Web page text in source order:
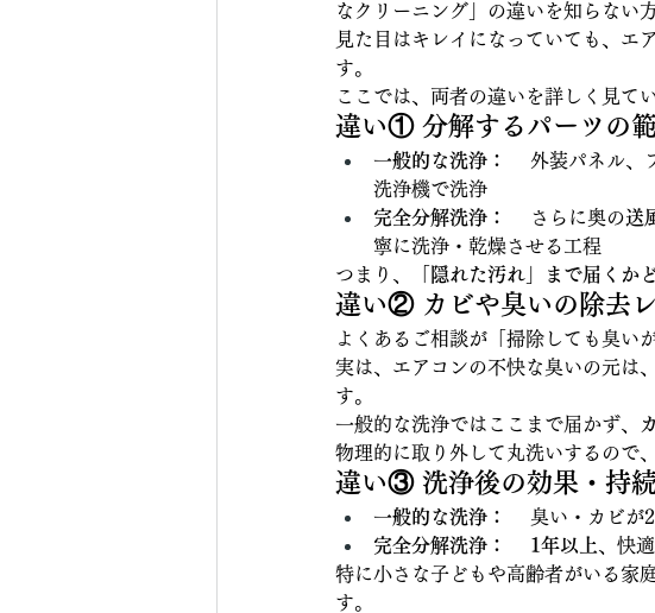
なクリーニング」の違いを知らない
見た目はキレイになっていても、エ
す。
ここでは、両者の違いを詳しく見て
違い① 分解するパーツの
一般的な洗浄：
外装パネル、
洗浄機で洗浄
完全分解洗浄：
さらに奥の送
寧に洗浄・乾燥させる工程
つまり、
「隠れた汚れ」まで届くか
違い② カビや臭いの除去
よくあるご相談が「掃除しても臭い
実は、エアコンの不快な臭いの元は、
す。
一般的な洗浄ではここまで届かず、
物理的に取り外して丸洗いするので
違い③ 洗浄後の効果・持
一般的な洗浄：
臭い・カビが2
完全分解洗浄：
1年以上
、快
特に小さな子どもや高齢者がいる家
す。